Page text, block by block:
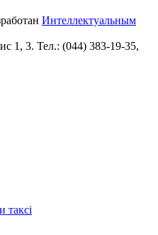
Интеллектуальным
1, 3. Тел.: (044) 383-19-35,
таксі